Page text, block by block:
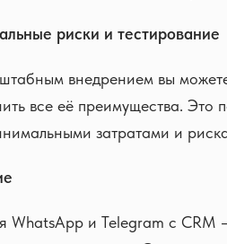
риски и тестирование
внедрением вы
все её преимущества. Это
затратами и
WhatsApp и Telegram с CRM